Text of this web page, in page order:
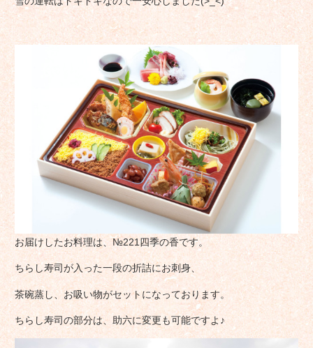
お届けしたお料理は、№221四季の香です。
ちらし寿司が入った一段の折詰にお刺身、
茶碗蒸し、お吸い物がセットになっております。
ちらし寿司の部分は、助六に変更も可能ですよ♪